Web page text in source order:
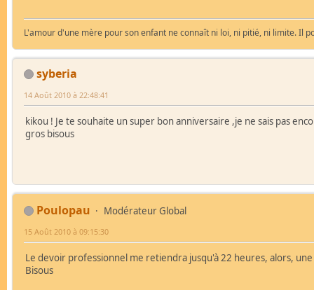
L'amour d'une mère pour son enfant ne connaît ni loi, ni pitié, ni limite. Il
syberia
14 Août 2010 à 22:48:41
kikou ! Je te souhaite un super bon anniversaire ,je ne sais pas
gros bisous
Poulopau Modérateur Global
15 Août 2010 à 09:15:30
Le devoir professionnel me retiendra jusqu'à 22 heures, alors,
Bisous